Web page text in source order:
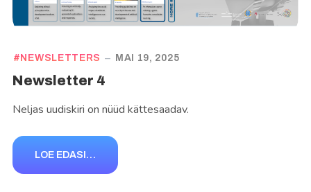
NEWSLETTERS MAI 19, 2025
Newsletter 4
Neljas uudiskiri on nüüd kättesaadav.
LOE EDASI…